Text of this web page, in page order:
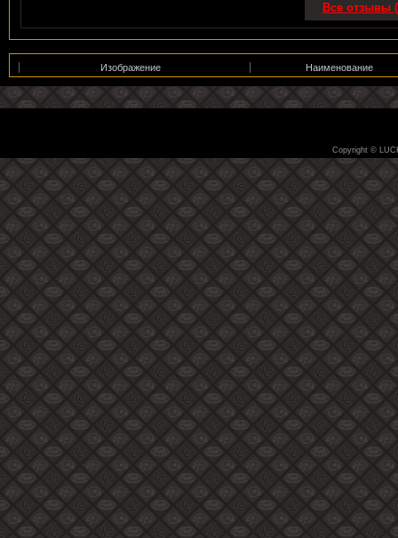
Все отзывы
Изображение Наименование
Copyright ©